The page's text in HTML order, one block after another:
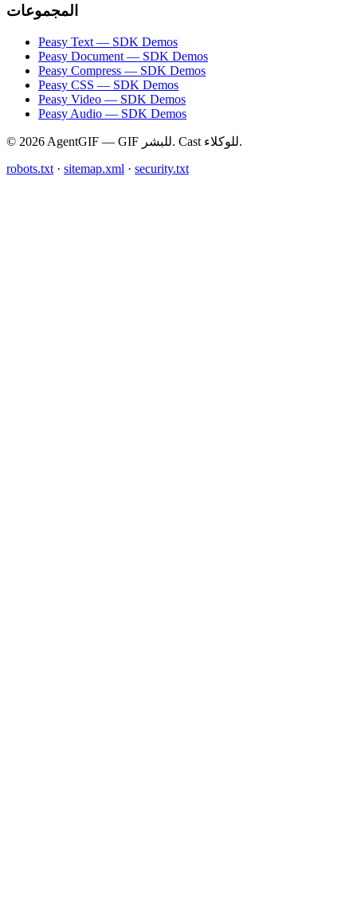
المجموعات
Peasy Text — SDK Demos
Peasy Document — SDK Demos
Peasy Compress — SDK Demos
Peasy CSS — SDK Demos
Peasy Video — SDK Demos
Peasy Audio — SDK Demos
© 2026 AgentGIF — GIF للبشر. Cast للوكلاء.
robots.txt · sitemap.xml · security.txt